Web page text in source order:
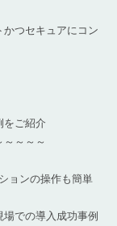
つセキュアにコン
をご紹介
～～～
ョンの操作も簡単
での導入成功事例